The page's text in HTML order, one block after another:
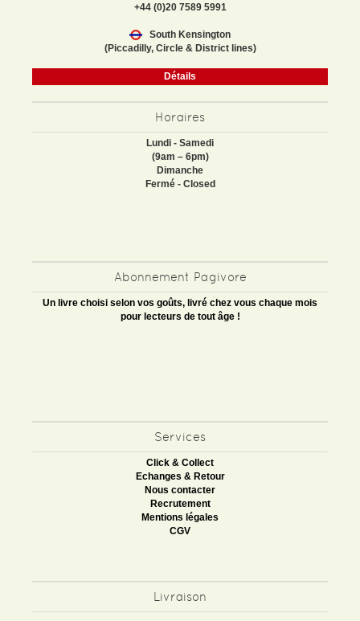
+44 (0)20 7589 5991
South Kensington
(Piccadilly, Circle & District lines)
Détails
Horaires
Lundi - Samedi
(9am – 6pm)
Dimanche
Fermé - Closed
Abonnement Pagivore
Un livre choisi selon vos goûts, livré chez vous chaque mois
pour lecteurs de tout âge !
Services
Click & Collect
Echanges & Retour
Nous contacter
Recrutement
Mentions légales
CGV
Livraison